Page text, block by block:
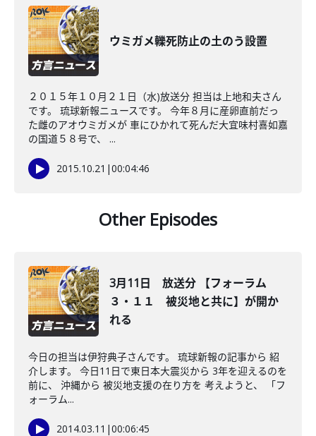
ウミガメ轢死防止の土のう設置
２０１５年１０月２１日（水)放送分 担当は上地和夫さん
です。 琉球新報ニュースです。 今年８月に産卵直前だっ
た雌のアオウミガメが 車にひかれて死んだ大宜味村喜如嘉
の国道５８号で、 ...
2015.10.21 |00:04:46
Other Episodes
3月11日 放送分 【フォーラム
３・１１ 被災地と共に】が開か
れる
今日の担当は伊狩典子さんです。 琉球新報の記事から 紹
介します。 今日11日で東日本大震災から 3年を迎えるのを
前に、 沖縄から 被災地支援の在り方を 考えようと、 「フ
ォーラム...
2014.03.11 |00:06:45